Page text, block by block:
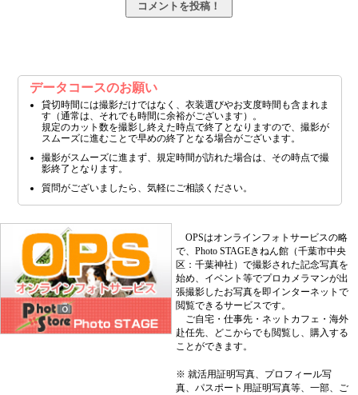
データコースのお願い
貸切時間には撮影だけではなく、衣装選びやお支度時間も含まれま
す（通常は、それでも時間に余裕がございます）。
規定のカット数を撮影し終えた時点で終了となりますので、撮影が
スムーズに進むことで早めの終了となる場合がございます。
撮影がスムーズに進まず、規定時間が訪れた場合は、その時点で撮
影終了となります。
質問がございましたら、気軽にご相談ください。
OPSはオンラインフォトサービスの略
で、Photo STAGEきねん館（千葉市中央
区：千葉神社）で撮影された記念写真を
始め、イベント等でプロカメラマンが出
張撮影したお写真を即インターネットで
閲覧できるサービスです。
ご自宅・仕事先・ネットカフェ・海外
赴任先、どこからでも閲覧し、購入する
ことができます。
※ 就活用証明写真、プロフィール写
真、パスポート用証明写真等、一部、ご